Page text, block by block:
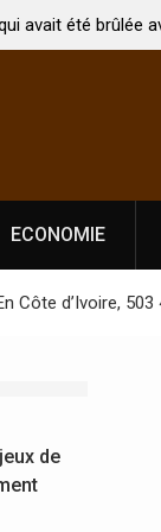
Indien Kirti
de la Fête
ECONOMIE
Côte d’Ivoire,
de